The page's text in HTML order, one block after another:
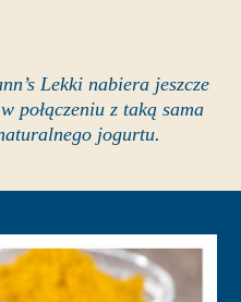
Lekki nabiera jeszcze
połączeniu z taką sama
jogurtu.